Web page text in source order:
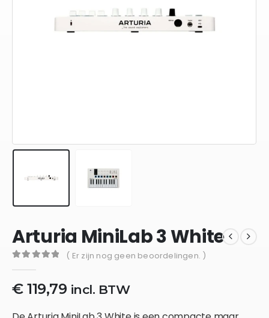
Arturia MiniLab 3 White
( Er zijn nog geen beoordelingen. )
€119,79 incl. BTW